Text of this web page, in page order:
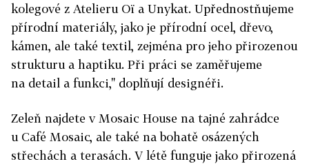
kolegové z Atelieru Oï a Unykat. Upřednostňujeme
přírodní materiály, jako je přírodní ocel, dřevo,
kámen, ale také textil, zejména pro jeho přirozenou
strukturu a haptiku. Při práci se zaměřujeme
na detail a funkci," doplňují designéři.
Zeleň najdete v Mosaic House na tajné zahrádce
u Café Mosaic, ale také na bohatě osázených
střechách a terasách. V létě funguje jako přirozená